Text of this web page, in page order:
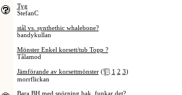
Tyg
StefanC
stål vs. synthethic whalebone?
bandykullan
Mönster Enkel korsett/tub Topp ?
Tålamod
Jämförande av korsettmönster ( 1 2 3)
morrflickan
Bara BH med snörning bak, funkar det?